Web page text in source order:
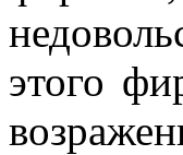
этого